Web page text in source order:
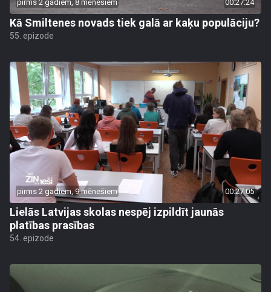
pirms 2 gadiem, 8 mēnešiem 00:27:24
Kā Smiltenes novads tiek galā ar kaķu populāciju?
55. epizode
pirms 2 gadiem, 9 mēnešiem 00:27:05
Lielās Latvijas skolas nespēj izpildīt jaunās
platības prasības
54. epizode